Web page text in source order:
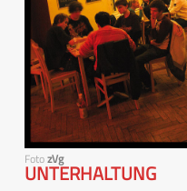
FotozVg
UNTERHALTUNG